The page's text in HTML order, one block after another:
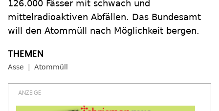
126.000 Fässer mit schwach und
mittelradioaktiven Abfällen. Das Bundesamt
will den Atommüll nach Möglichkeit bergen.
Asse Atommüll